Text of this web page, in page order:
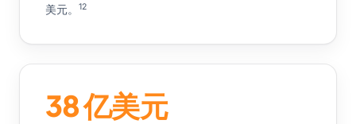
美元。
12
38 亿美元